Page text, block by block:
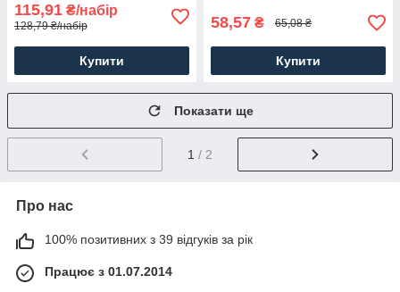
115,91 ₴/набір
128,79 ₴/набір
Купити
58,57 ₴ 65,08 ₴
Купити
Показати ще
1 / 2
Про нас
100% позитивних з 39 відгуків за рік
Працює з 01.07.2014